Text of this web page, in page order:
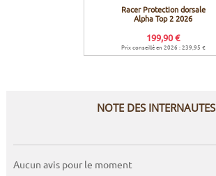
Racer Protection dorsale
Alpha Top 2 2026
199,90 €
Prix conseillé en 2026 : 239,95 €
NOTE DES INTERNAUTES
Aucun avis pour le moment